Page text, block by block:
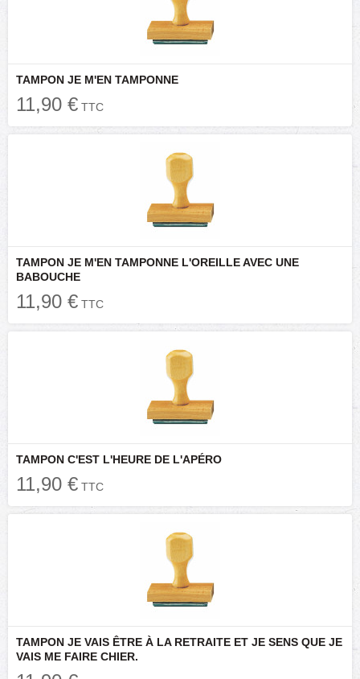
TAMPON JE M'EN TAMPONNE
11,90 € TTC
TAMPON JE M'EN TAMPONNE L'OREILLE AVEC UNE
BABOUCHE
11,90 € TTC
TAMPON C'EST L'HEURE DE L'APÉRO
11,90 € TTC
TAMPON JE VAIS ÊTRE À LA RETRAITE ET JE SENS QUE JE
VAIS ME FAIRE CHIER.